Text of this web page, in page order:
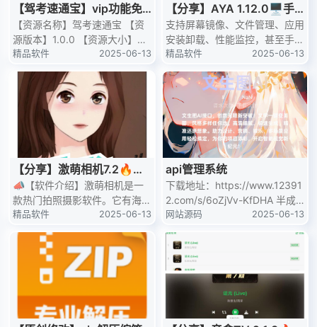
【驾考速通宝】vip功能免
费用🔥全国题库，助你驾考
一路畅行
【资源名称】驾考速通宝 【资
源版本】1.0.0 【资源大小】6
4.4M 【适用系统】安卓 【测试
机型】小米15pro 【
精品软件 2025-06-13
【分享】AYA 1.12.0🖥️手
机投屏电脑✨非常流畅 功
能超
支持屏幕镜像、文件管理、应用
安装卸载、性能监控，甚至手机
听歌可以自己输出电脑播放
【应用名称】：AYA 【应用版
本】：1
精品软件 2025-06-13
【分享】激萌相机7.2🔥最
新版无广激萌相机~超多功
能通通免费
📣【软件介绍】激萌相机是一
款热门拍照摄影软件。它有海量
可爱、搞怪、时尚等风格的滤
镜、贴纸和特效，能实时预览效
果。支持美颜
精品软件 2025-06-13
api管理系统
下载地址：https://www.12391
2.com/s/6oZjVv-KfDHA 半成
品 详情请看压缩包内安装教程
网站源码 2025-06-13